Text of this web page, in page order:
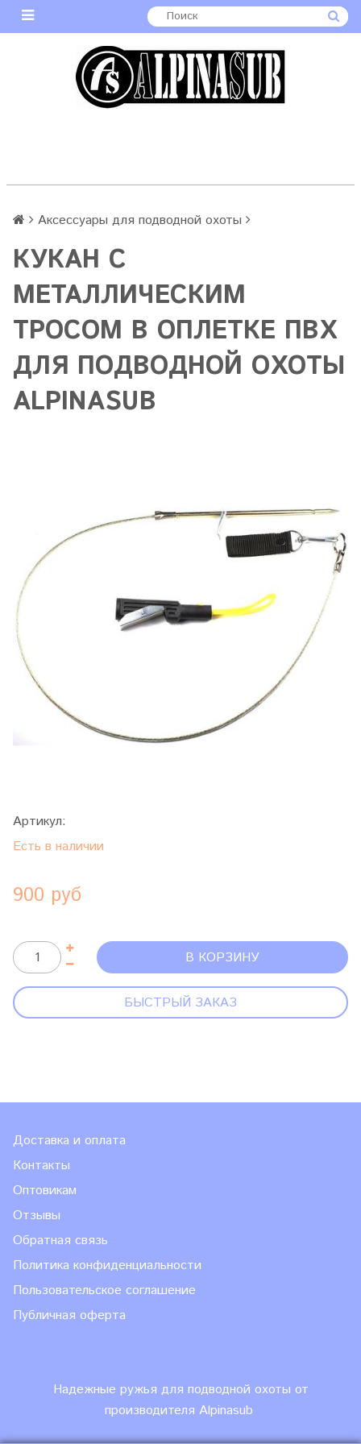
Аксессуары для подводной охоты
КУКАН С
МЕТАЛЛИЧЕСКИМ
ТРОСОМ В ОПЛЕТКЕ ПВХ
ДЛЯ ПОДВОДНОЙ ОХОТЫ
ALPINASUB
Артикул:
Есть в наличии
900 руб
В КОРЗИНУ
БЫСТРЫЙ ЗАКАЗ
Доставка и оплата
Контакты
Оптовикам
Отзывы
Обратная связь
Политика конфиденциальности
Пользовательское соглашение
Публичная оферта
Надежные ружья для подводной охоты от
производителя Alpinasub